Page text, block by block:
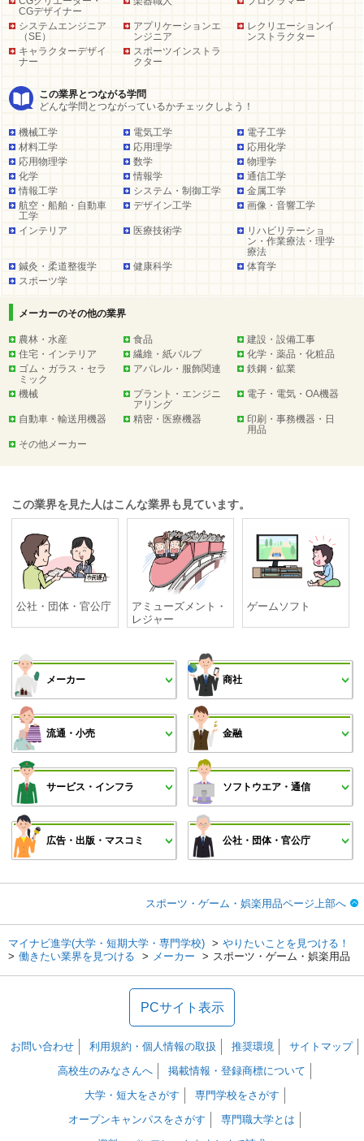
CGデザイナー
システムエンジニア
（SE）
アプリケーションエ
ンジニア
レクリエーションイ
ンストラクター
キャラクターデザイ
ナー
スポーツインストラ
クター
この業界とつながる学問
どんな学問とつながっているかチェックしよう！
機械工学 電気工学
電子工学
材料工学
応用理学
応用化学
応用物理学
数学
物理学
化学
情報学
通信工学
情報工学
システム・制御工学
金属工学
航空・船舶・自動車
工学
デザイン工学 画像・音響工学
インテリア 医療技術学
リハビリテーショ
ン・作業療法・理学
療法
鍼灸・柔道整復学
健康科学
体育学
スポーツ学
メーカーのその他の業界
農林・水産 食品
建設・設備工事
住宅・インテリア
繊維・紙パルプ
化学・薬品・化粧品
ゴム・ガラス・セラ
ミック
アパレル・服飾関連 鉄鋼・鉱業
機械
プラント・エンジニ
アリング
電子・電気・OA機器
自動車・輸送用機器 精密・医療機器
印刷・事務機器・日
用品
その他メーカー
この業界を見た人はこんな業界も見ています。
公社・団体・官公庁
アミューズメント・
レジャー
ゲームソフト
メーカー 商社
流通・小売 金融
サービス・インフラ ソフトウエア・通信
広告・出版・マスコミ 公社・団体・官公庁
スポーツ・ゲーム・娯楽用品ページ上部へ
マイナビ進学(大学・短期大学・専門学校)
やりたいことを見つける！
働きたい業界を見つける
メーカー スポーツ・ゲーム・娯楽用品
PCサイト表示
お問い合わせ 利用規約・個人情報の取扱 推奨環境
サイトマップ
高校生のみなさんへ
掲載情報・登録商標について
大学・短大をさがす
専門学校をさがす
オープンキャンパスをさがす
専門職大学とは